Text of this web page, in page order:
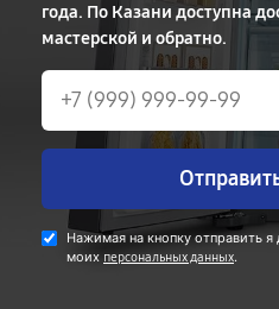
года. По Казани доступна
мастерской и обратно.
Нажимая на кнопку отправить я
моих персональных данных.